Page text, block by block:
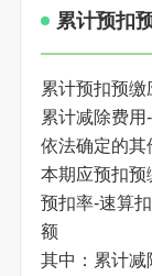
累计预扣
累计预扣预
累计减除费
依法确定的其
本期应预扣预
预扣率-速算
额
其中：累计减